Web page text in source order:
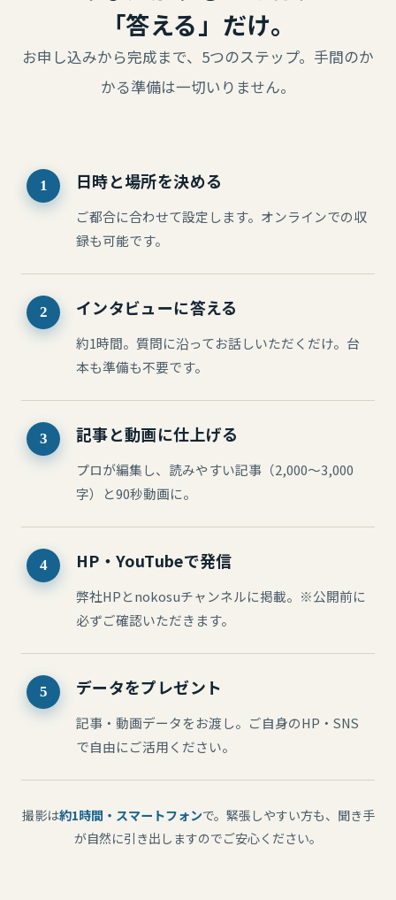
「答える」だけ。
お申し込みから完成まで、5つのステップ。手間のか
かる準備は一切いりません。
1 日時と場所を決める
ご都合に合わせて設定します。オンラインでの収
録も可能です。
2 インタビューに答える
約1時間。質問に沿ってお話しいただくだけ。台
本も準備も不要です。
3 記事と動画に仕上げる
プロが編集し、読みやすい記事（2,000〜3,000
字）と90秒動画に。
4 HP・YouTubeで発信
弊社HPとnokosuチャンネルに掲載。※公開前に
必ずご確認いただきます。
5 データをプレゼント
記事・動画データをお渡し。ご自身のHP・SNS
で自由にご活用ください。
撮影は約1時間・スマートフォンで。緊張しやすい方も、聞き手
が自然に引き出しますのでご安心ください。